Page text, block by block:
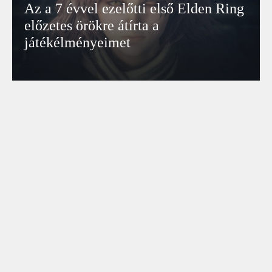
Az a 7 évvel ezelőtti első Elden Ring
előzetes örökre átírta a
játékélményeimet